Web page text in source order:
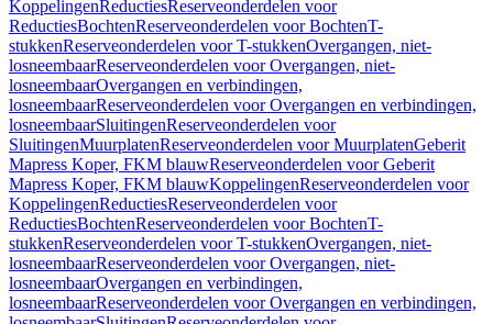
KoppelingenReductiesReserveonderdelen voor
ReductiesBochtenReserveonderdelen voor BochtenT-
stukkenReserveonderdelen voor T-stukkenOvergangen, niet-
losneembaarReserveonderdelen voor Overgangen, niet-
losneembaarOvergangen en verbindingen,
losneembaarReserveonderdelen voor Overgangen en verbindingen,
losneembaarSluitingenReserveonderdelen voor
SluitingenMuurplatenReserveonderdelen voor MuurplatenGeberit
Mapress Koper, FKM blauwReserveonderdelen voor Geberit
Mapress Koper, FKM blauwKoppelingenReserveonderdelen voor
KoppelingenReductiesReserveonderdelen voor
ReductiesBochtenReserveonderdelen voor BochtenT-
stukkenReserveonderdelen voor T-stukkenOvergangen, niet-
losneembaarReserveonderdelen voor Overgangen, niet-
losneembaarOvergangen en verbindingen,
losneembaarReserveonderdelen voor Overgangen en verbindingen,